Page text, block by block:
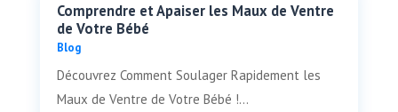
Comprendre et Apaiser les Maux de Ventre
de Votre Bébé
Blog
Découvrez Comment Soulager Rapidement les
Maux de Ventre de Votre Bébé !...